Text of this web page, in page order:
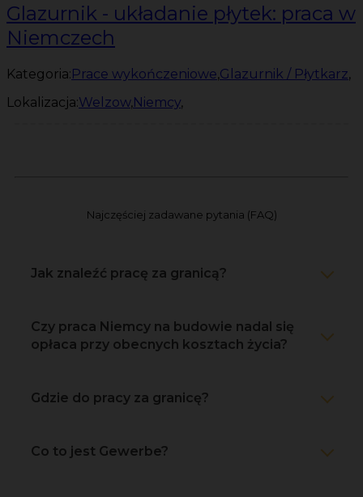
Glazurnik - układanie płytek: praca w
Niemczech
Kategoria:Prace wykończeniowe,Glazurnik / Płytkarz,
Lokalizacja:Welzow,Niemcy,
Najczęściej zadawane pytania (FAQ)
Jak znaleźć pracę za granicą?
Czy praca Niemcy na budowie nadal się
opłaca przy obecnych kosztach życia?
Gdzie do pracy za granicę?
Co to jest Gewerbe?